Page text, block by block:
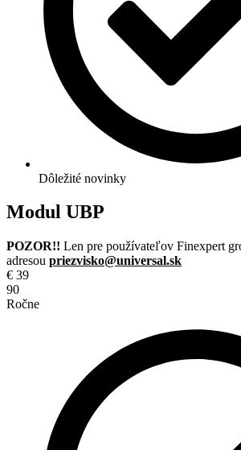
Dôležité novinky
Modul UBP
POZOR!! Len pre používateľov Finexpert
adresou priezvisko@universal.sk
€ 39
90
Ročne